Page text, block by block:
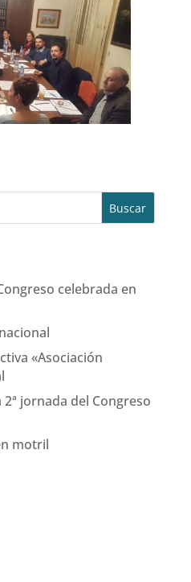
celebrada en
«Asociación
jornada del Congreso
motril